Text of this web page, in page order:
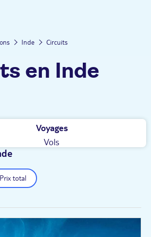
Inde Circuits
en Inde
Voyages
Vols
Prix total